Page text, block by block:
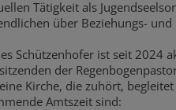
Tätigkeit als
über Beziehungs-
Schützenhofer ist seit 2024
der
Kirche, die zuhört,
Amtszeit sind: